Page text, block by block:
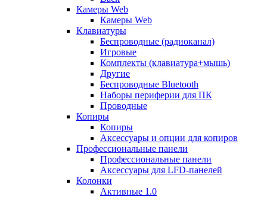
Камеры Web
Камеры Web
Клавиатуры
Беспроводные (радиоканал)
Игровые
Комплекты (клавиатура+мышь)
Другие
Беспроводные Bluetooth
Наборы периферии для ПК
Проводные
Копиры
Копиры
Аксессуары и опции для копиров
Профессиональные панели
Профессиональные панели
Аксессуары для LFD-панелей
Колонки
Активные 1.0